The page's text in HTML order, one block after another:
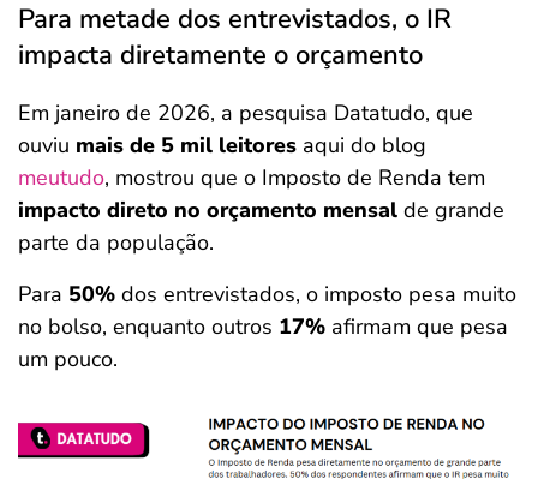
Para metade dos entrevistados, o IR
impacta diretamente o orçamento
Em janeiro de 2026, a pesquisa Datatudo, que
ouviu mais de 5 mil leitores aqui do blog
meutudo, mostrou que o Imposto de Renda tem
impacto direto no orçamento mensal de grande
parte da população.
Para 50% dos entrevistados, o imposto pesa muito
no bolso, enquanto outros 17% afirmam que pesa
um pouco.